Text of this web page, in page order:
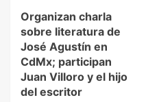
Organizan charla
sobre literatura de
José Agustín en
CdMx; participan
Juan Villoro y el hijo
del escritor